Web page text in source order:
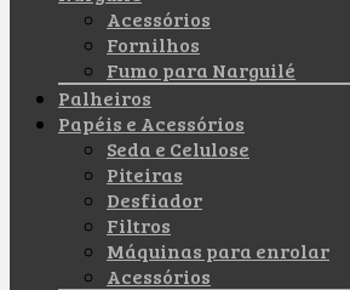
Acessórios
Fornilhos
Fumo para Narguilé
Palheiros
Papéis e Acessórios
Seda e Celulose
Piteiras
Desfiador
Filtros
Máquinas para enrolar
Acessórios